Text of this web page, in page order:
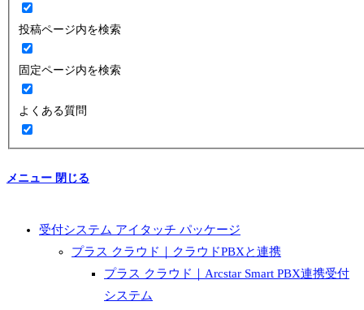
投稿ページ内を検索
固定ページ内を検索
よくある質問
メニュー 閉じる
受付システム アイタッチ パッケージ
プラス クラウド｜クラウドPBXと連携
プラス クラウド｜Arcstar Smart PBX連携受付
システム